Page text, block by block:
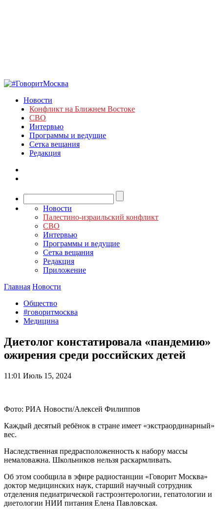
Новости
Конфликт на Ближнем Востоке
СВО
Интервью
Программы и ведущие
Сетка вещания
Редакция
Новости
Палестино-израильский конфликт
СВО
Интервью
Программы и ведущие
Сетка вещания
Редакция
Приложение
Главная Новости
Общество
#говоритмосква
Медицина
Диетолог констатировала «пандемию»
ожирения среди российских детей
11:01 Июль 15, 2024
Фото: РИА Новости/Алексей Филиппов
Каждый десятый ребёнок в стране имеет «экстраординарный»
вес.
Наследственная предрасположенность к набору массы
немаловажна. Школьников нельзя раскармливать.
Об этом сообщила в эфире радиостанции «Говорит Москва»
доктор медицинских наук, старший научный сотрудник
отделения педиатрической гастроэнтерологии, гепатологии и
диетологии НИИ питания Елена Павловская.